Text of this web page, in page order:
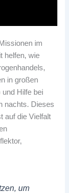
im
helfen, wie
in großen
Hilfe bei
nachts. Dieses
auf die Vielfalt
um